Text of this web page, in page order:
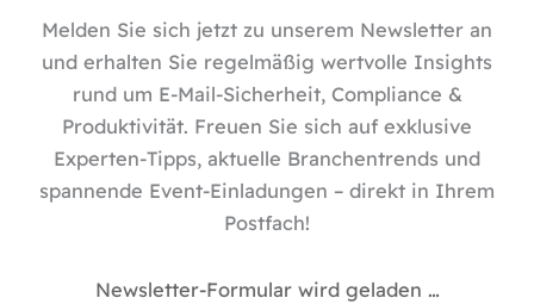
i
n
Melden Sie sich jetzt zu unserem Newsletter an
und erhalten Sie regelmäßig wertvolle Insights
rund um E-Mail-Sicherheit, Compliance &
Produktivität. Freuen Sie sich auf exklusive
Experten-Tipps, aktuelle Branchentrends und
spannende Event-Einladungen – direkt in Ihrem
Postfach!
Newsletter-Formular wird geladen …